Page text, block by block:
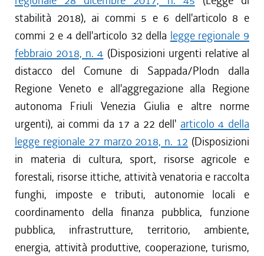
stabilità 2018), ai commi 5 e 6 dell'articolo 8 e
commi 2 e 4 dell'articolo 32 della legge regionale 9
febbraio 2018, n. 4 (Disposizioni urgenti relative al
distacco del Comune di Sappada/Plodn dalla
Regione Veneto e all'aggregazione alla Regione
autonoma Friuli Venezia Giulia e altre norme
urgenti), ai commi da 17 a 22 dell' articolo 4 della
legge regionale 27 marzo 2018, n. 12 (Disposizioni
in materia di cultura, sport, risorse agricole e
forestali, risorse ittiche, attività venatoria e raccolta
funghi, imposte e tributi, autonomie locali e
coordinamento della finanza pubblica, funzione
pubblica, infrastrutture, territorio, ambiente,
energia, attività produttive, cooperazione, turismo,